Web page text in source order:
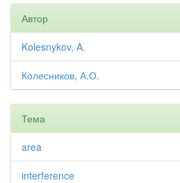
Автор
Kolesnykov, A.
Колесников, А.О.
Тема
area
interference